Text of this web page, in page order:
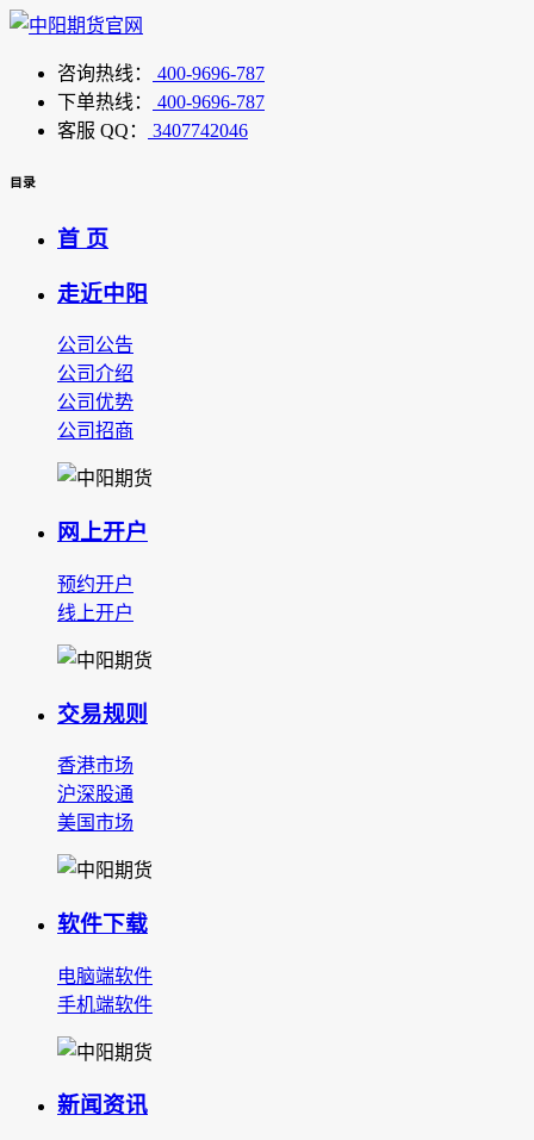
咨询热线：
400-9696-787
下单热线：
400-9696-787
客服 QQ：
3407742046
目录
首 页
走近中阳
公司公告
公司介绍
公司优势
公司招商
网上开户
预约开户
线上开户
交易规则
香港市场
沪深股通
美国市场
软件下载
电脑端软件
手机端软件
新闻资讯